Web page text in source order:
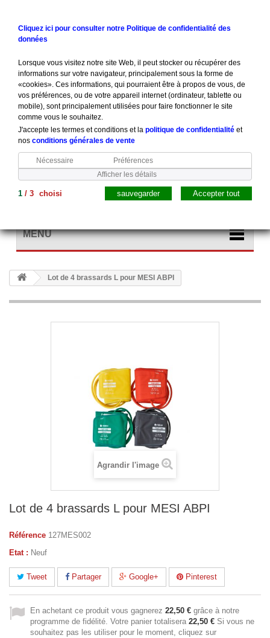
MENU
Lot de 4 brassards L pour MESI ABPI
Agrandir l'image
Lot de 4 brassards L pour MESI ABPI
Référence 127MES002
Etat : Neuf
Tweet Partager Google+ Pinterest
En achetant ce produit vous gagnerez 22,50 € grâce à notre
programme de fidélité. Votre panier totalisera 22,50 € Si vous ne
souhaitez pas les utiliser pour le moment, cliquez sur
Cliquez ici pour consulter notre Politique de confidentialité des
données
Lorsque vous visitez notre site Web, il peut stocker ou récupérer des
informations sur votre navigateur, principalement sous la forme de
«cookies». Ces informations, qui pourraient être à propos de vous, de
vos préférences, ou de votre appareil internet (ordinateur, tablette ou
mobile), sont principalement utilisées pour faire fonctionner le site
comme vous le souhaitez.
J'accepte les termes et conditions et lapolitique de confidentialité et
nos conditions générales de vente
Nécessaire
Préférences
Afficher les détails
1 /3 choisi Accepter tout
sauvegarder